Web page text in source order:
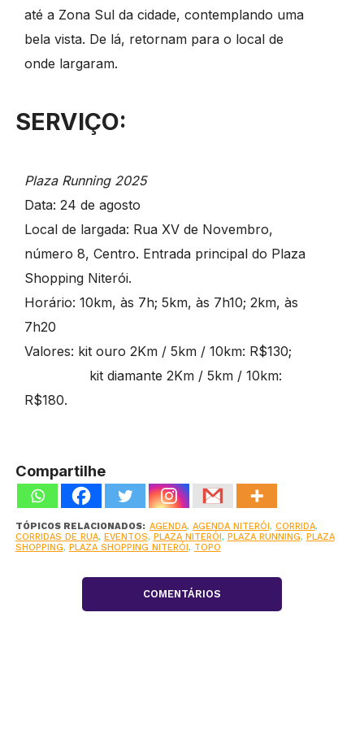
até a Zona Sul da cidade, contemplando uma
bela vista. De lá, retornam para o local de
onde largaram.
SERVIÇO:
Plaza Running 2025
Data: 24 de agosto
Local de largada: Rua XV de Novembro,
número 8, Centro. Entrada principal do Plaza
Shopping Niterói.
Horário: 10km, às 7h; 5km, às 7h10; 2km, às
7h20
Valores: kit ouro 2Km / 5km / 10km: R$130;
kit diamante 2Km / 5km / 10km:
R$180.
Compartilhe
TÓPICOS RELACIONADOS: AGENDA, AGENDA NITERÓI, CORRIDA,
CORRIDAS DE RUA, EVENTOS, PLAZA NITERÓI, PLAZA RUNNING, PLAZA
SHOPPING, PLAZA SHOPPING NITERÓI, TOPO
COMENTÁRIOS